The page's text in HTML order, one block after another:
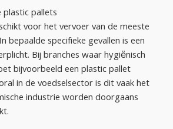
plastic pallets
voor het vervoer van de meeste
bepaalde specifieke gevallen is een
Bij branches waar hygiënisch
bijvoorbeeld een plastic pallet
in de voedselsector is dit vaak het
industrie worden doorgaans